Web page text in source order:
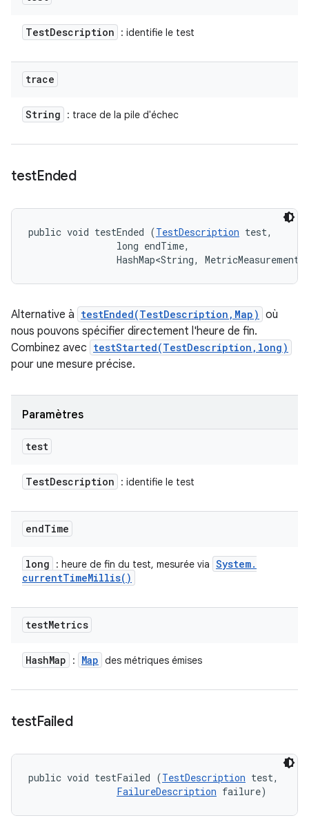
TestDescription : identifie le test
trace
String : trace de la pile d'échec
testEnded
public void testEnded (TestDescription test,
                long endTime,
HashMap<String,
Alternative à testEnded(TestDescription,Map) où
nous pouvons spécifier directement l'heure de fin.
Combinez avec testStarted(TestDescription,long)
pour une mesure précise.
Paramètres
test
TestDescription : identifie le test
endTime
long : heure de fin du test, mesurée via System.
currentTimeMillis( )
testMetrics
HashMap : Map des métriques émises
testFailed
public void testFailed (TestDescription test,
FailureDescription failure)